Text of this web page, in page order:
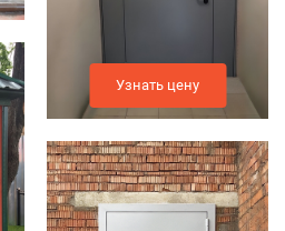
Узнать цену